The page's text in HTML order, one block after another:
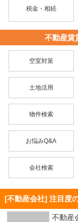
税金・相続
不動産賃
空室対策
土地活用
物件検索
お悩みQ&A
会社検索
[不動産会社] 注目度
不動産